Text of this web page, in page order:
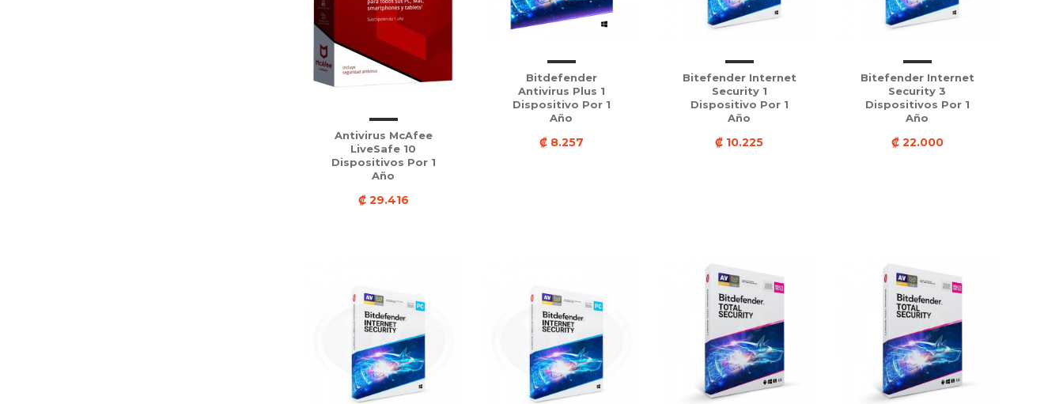
Antivirus McAfee
LiveSafe 10
Dispositivos Por 1
Año
₡ 29.416
Bitdefender
Antivirus Plus 1
Dispositivo Por 1
Año
₡ 8.257
Bitefender Internet
Security 1
Dispositivo Por 1
Año
₡ 10.225
Bitefender Internet
Security 3
Dispositivos Por 1
Año
₡ 22.000